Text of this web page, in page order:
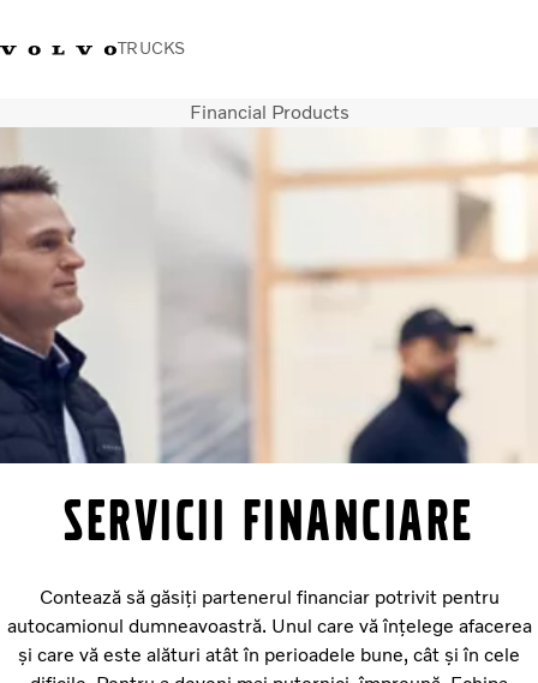
TRUCKS
Merchandise Volvo TrucksConectare
Soluții de transport
Camioane
Servicii
Dealer locator
News
Despre noi
Contactați-ne
Financial Products
SERVICII financiare
Contează să găsiți partenerul financiar potrivit pentru
autocamionul dumneavoastră. Unul care vă înțelege afacerea
și care vă este alături atât în perioadele bune, cât și în cele